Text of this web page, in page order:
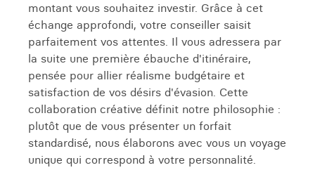
montant vous souhaitez investir. Grâce à cet
échange approfondi, votre conseiller saisit
parfaitement vos attentes. Il vous adressera par
la suite une première ébauche d'itinéraire,
pensée pour allier réalisme budgétaire et
satisfaction de vos désirs d'évasion. Cette
collaboration créative définit notre philosophie :
plutôt que de vous présenter un forfait
standardisé, nous élaborons avec vous un voyage
unique qui correspond à votre personnalité.